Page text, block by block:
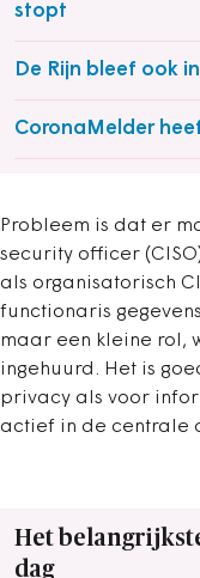
stopt
De Rijn bleef ook
CoronaMelder
Probleem is dat er
security officer
als organisatorisch
functionaris
maar een kleine rol,
ingehuurd. Het is
privacy als voor
actief in de centrale
Het
dag